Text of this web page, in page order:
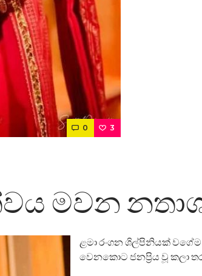
0 3
මවන
ළමා රංගන ශිල්පිනියක්
වෙනකොට ජනප්‍රිය වූ කලා